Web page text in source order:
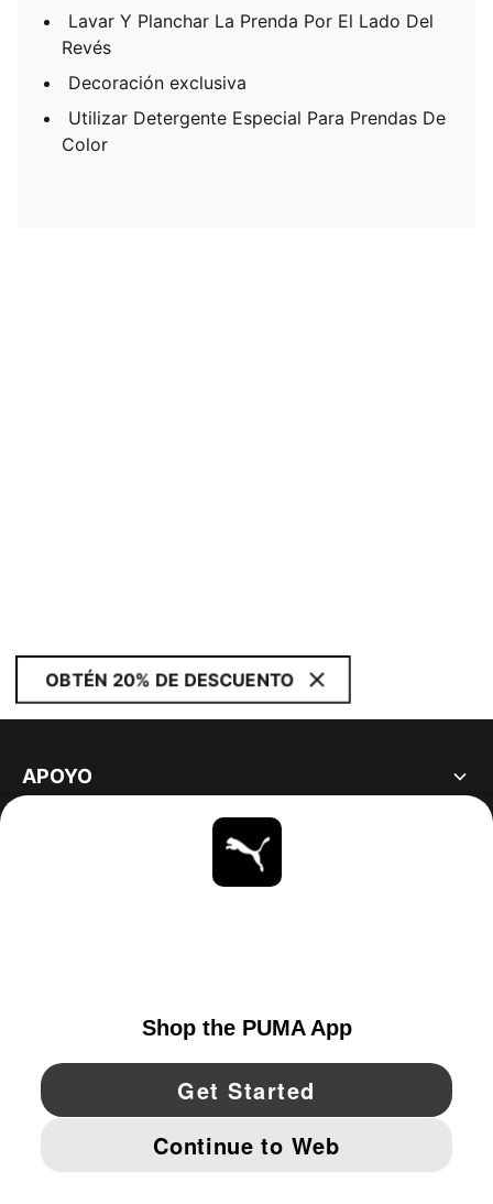
Lavar Y Planchar La Prenda Por El Lado Del
Revés
Decoración exclusiva
Utilizar Detergente Especial Para Prendas De
Color
OBTÉN 20% DE DESCUENTO
APOYO
YouTube Twitter Pinterest
IMPRINT AND LEGAL DATA